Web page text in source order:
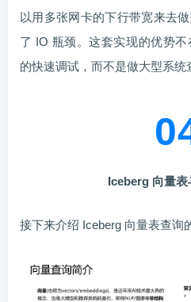
以用多张网卡的下行带宽来去
了 IO 瓶颈。这套实现的优势
的快速调试，而不是做大型系统
Iceberg 向量
接下来介绍 Iceberg 向量表查询